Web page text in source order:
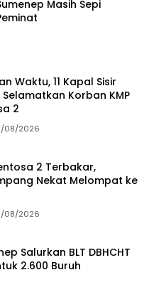
Masih Sepi
Waktu, 11 Kapal Sisir
Selamatkan Korban KMP
2
08/2026
2 Terbakar,
Nekat Melompat ke
08/2026
Salurkan BLT DBHCHT
2.600 Buruh